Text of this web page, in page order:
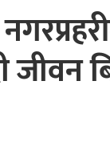
जीवन